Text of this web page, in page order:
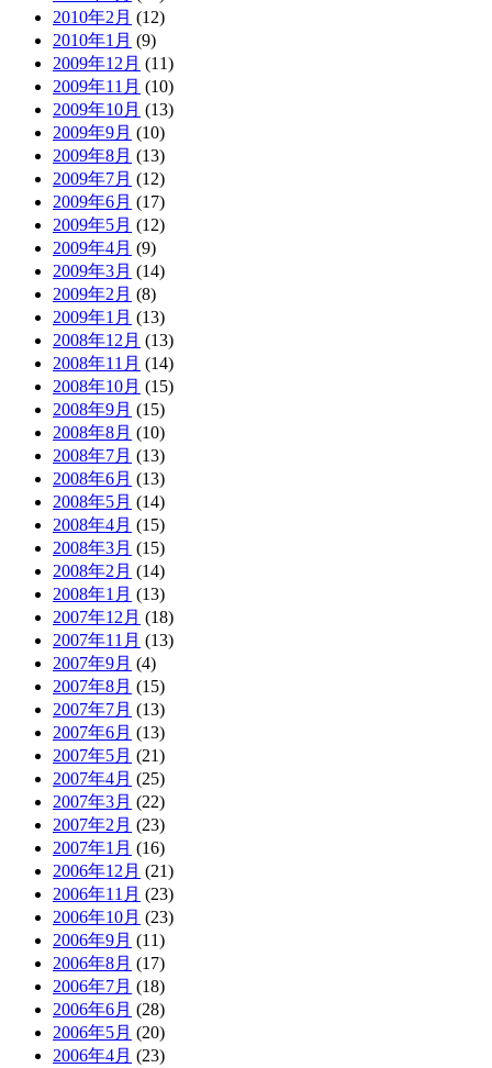
2010年2月 (12)
2010年1月 (9)
2009年12月 (11)
2009年11月 (10)
2009年10月 (13)
2009年9月 (10)
2009年8月 (13)
2009年7月 (12)
2009年6月 (17)
2009年5月 (12)
2009年4月 (9)
2009年3月 (14)
2009年2月 (8)
2009年1月 (13)
2008年12月 (13)
2008年11月 (14)
2008年10月 (15)
2008年9月 (15)
2008年8月 (10)
2008年7月 (13)
2008年6月 (13)
2008年5月 (14)
2008年4月 (15)
2008年3月 (15)
2008年2月 (14)
2008年1月 (13)
2007年12月 (18)
2007年11月 (13)
2007年9月 (4)
2007年8月 (15)
2007年7月 (13)
2007年6月 (13)
2007年5月 (21)
2007年4月 (25)
2007年3月 (22)
2007年2月 (23)
2007年1月 (16)
2006年12月 (21)
2006年11月 (23)
2006年10月 (23)
2006年9月 (11)
2006年8月 (17)
2006年7月 (18)
2006年6月 (28)
2006年5月 (20)
2006年4月 (23)